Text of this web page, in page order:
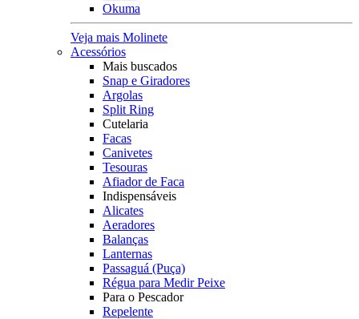
Okuma
Veja mais Molinete
Acessórios
Mais buscados
Snap e Giradores
Argolas
Split Ring
Cutelaria
Facas
Canivetes
Tesouras
Afiador de Faca
Indispensáveis
Alicates
Aeradores
Balanças
Lanternas
Passaguá (Puça)
Régua para Medir Peixe
Para o Pescador
Repelente